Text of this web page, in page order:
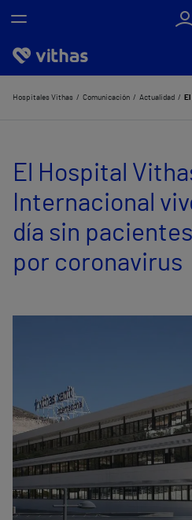
Nosotros
Servicios de salud
Equipo médico y asistencial
Información útil
Hospitales Vithas Comunicación Actualidad
El Hospital
Internacional
día sin
por coronavirus